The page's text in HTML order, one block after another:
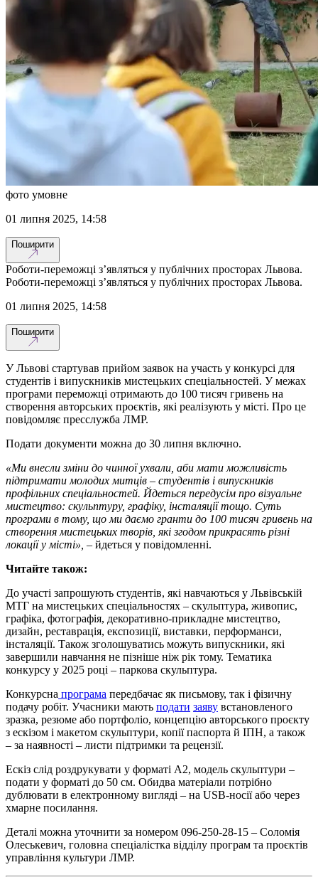
фото умовне
01 липня 2025, 14:58
Поширити
Роботи-переможці з’являться у публічних просторах Львова.
Роботи-переможці з’являться у публічних просторах Львова.
01 липня 2025, 14:58
Поширити
У Львові стартував прийом заявок на участь у конкурсі для
студентів і випускників мистецьких спеціальностей. У межах
програми переможці отримають до 100 тисяч гривень на
створення авторських проєктів, які реалізують у місті. Про це
повідомляє пресслужба ЛМР.
Подати документи можна до 30 липня включно.
«Ми внесли зміни до чинної ухвали, аби мати можливість
підтримати молодих митців – студентів і випускників
профільних спеціальностей. Йдеться передусім про візуальне
мистецтво: скульптуру, графіку, інсталяції тощо. Суть
програми в тому, що ми даємо гранти до 100 тисяч гривень на
створення мистецьких творів, які згодом прикрасять різні
локації у місті», – йдеться у повідомленні.
Читайте також:
До участі запрошують студентів, які навчаються у Львівській
МТГ на мистецьких спеціальностях – скульптура, живопис,
графіка, фотографія, декоративно-прикладне мистецтво,
дизайн, реставрація, експозиції, виставки, перформанси,
інсталяції. Також зголошуватись можуть випускники, які
завершили навчання не пізніше ніж рік тому. Тематика
конкурсу у 2025 році – паркова скульптура.
Конкурсна програма передбачає як письмову, так і фізичну
подачу робіт. Учасники мають подати заяву встановленого
зразка, резюме або портфоліо, концепцію авторського проєкту
з ескізом і макетом скульптури, копії паспорта й ІПН, а також
– за наявності – листи підтримки та рецензії.
Ескіз слід роздрукувати у форматі А2, модель скульптури –
подати у форматі до 50 см. Обидва матеріали потрібно
дублювати в електронному вигляді – на USB-носії або через
хмарне посилання.
Деталі можна уточнити за номером 096-250-28-15 – Соломія
Олеськевич, головна спеціалістка відділу програм та проєктів
управління культури ЛМР.